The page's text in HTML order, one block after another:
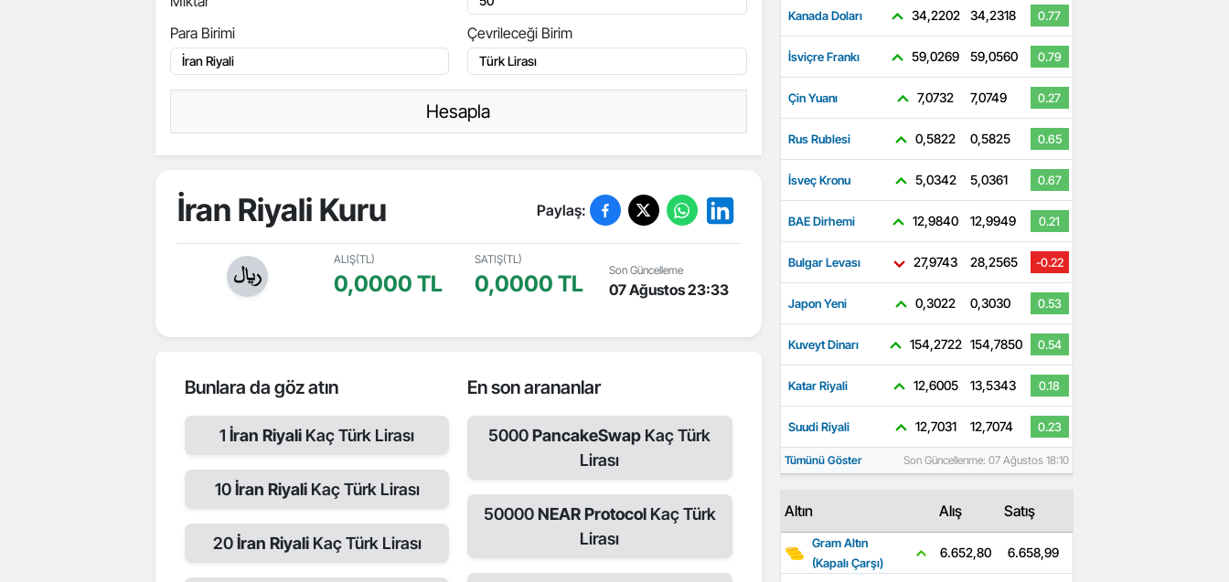
Para Birimi
Çevrileceği Birim
Hesapla
İran Riyali Kuru Paylaş:
ALIŞ(TL)
0,0000 TL
SATIŞ(TL)
0,0000 TL
Son Güncelleme
07 Ağustos 23:33
Bunlara da göz atın
1İran Riyali Kaç Türk Lirası
10İran RiyaliKaç Türk Lirası
20İran RiyaliKaç Türk Lirası
En son arananlar
5000PancakeSwap Kaç Türk
Lirası
50000NEAR Protocol Kaç Türk
Lirası
Kanada Doları 34,2202 34,2318 0.77
İsviçre Frankı 59,0269 59,0560 0.79
Çin Yuanı 7,0732 7,0749 0.27
Rus Rublesi 0,5822 0,5825 0.65
İsveç Kronu 5,0342 5,0361 0.67
BAE Dirhemi 12,9840 12,9949 0.21
Bulgar Levası 27,9743 28,2565 -0.22
Japon Yeni 0,3022 0,3030 0.53
Kuveyt Dinarı 154,2722 154,7850 0.54
Katar Riyali 12,6005 13,5343 0.18
Suudi Riyali 12,7031 12,7074 0.23
Tümünü Göster Son Güncellenme: 07 Ağustos 18:10
Altın Alış Satış
Gram Altın
(Kapalı Çarşı)
6.652,80 6.658,99